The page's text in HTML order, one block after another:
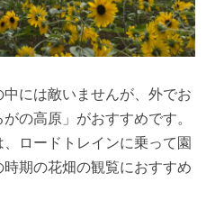
には敵いませんが、外でお
の高原」がおすすめです。
ロードトレインに乗って園
期の花畑の観覧におすすめ